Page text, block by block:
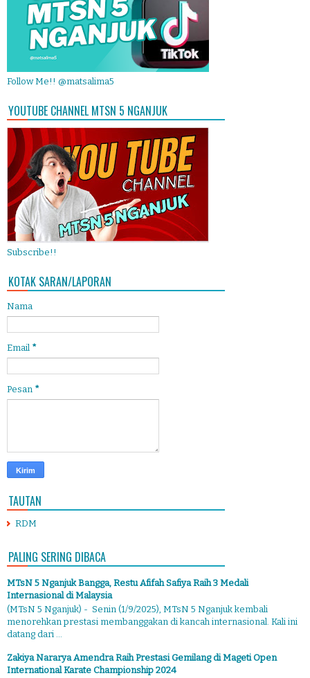
Follow Me!! @matsalima5
YOUTUBE CHANNEL MTSN 5 NGANJUK
Subscribe!!
KOTAK SARAN/LAPORAN
Nama
Email *
Pesan *
TAUTAN
RDM
PALING SERING DIBACA
MTsN 5 Nganjuk Bangga, Restu Afifah Safiya Raih 3 Medali
Internasional di Malaysia
(MTsN 5 Nganjuk) - Senin (1/9/2025), MTsN 5 Nganjuk kembali
menorehkan prestasi membanggakan di kancah internasional. Kali ini
datang dari ...
Zakiya Nararya Amendra Raih Prestasi Gemilang di Mageti Open
International Karate Championship 2024